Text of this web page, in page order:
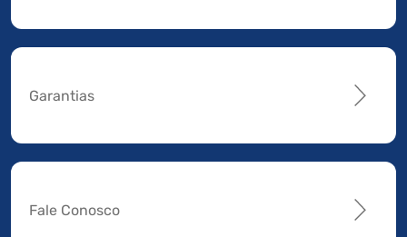
Garantias
Fale Conosco